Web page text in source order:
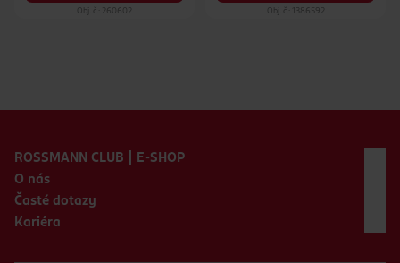
Obj. č.: 260602 Obj. č.: 1386592
ROSSMANN CLUB | E-SHOP
O nás
Časté dotazy
Kariéra